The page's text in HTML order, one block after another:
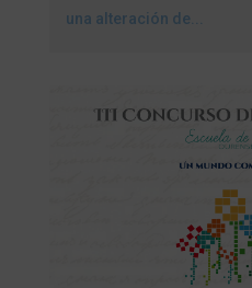
una alteración de...